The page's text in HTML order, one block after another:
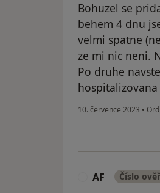
Bohuzel se
behem 4 dnu
velmi spatne
ze mi nic neni.
Po druhe
10. července 2023 •
AF Číslo